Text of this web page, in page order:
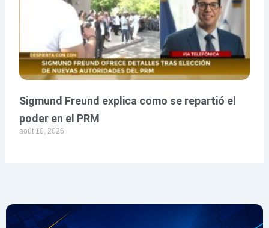
Sigmund Freund explica como se repartió el
poder en el PRM
août 10, 2026